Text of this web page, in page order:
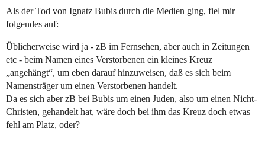
Als der Tod von Ignatz Bubis durch die Medien ging, fiel mir
folgendes auf:
Üblicherweise wird ja - zB im Fernsehen, aber auch in Zeitungen
etc - beim Namen eines Verstorbenen ein kleines Kreuz
„angehängt“, um eben darauf hinzuweisen, daß es sich beim
Namensträger um einen Verstorbenen handelt.
Da es sich aber zB bei Bubis um einen Juden, also um einen Nicht-
Christen, gehandelt hat, wäre doch bei ihm das Kreuz doch etwas
fehl am Platz, oder?